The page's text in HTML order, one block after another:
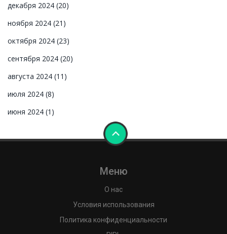
декабря 2024 (20)
ноября 2024 (21)
октября 2024 (23)
сентября 2024 (20)
августа 2024 (11)
июля 2024 (8)
июня 2024 (1)
Меню
О нас
Условия использования
Политика конфиденциальности